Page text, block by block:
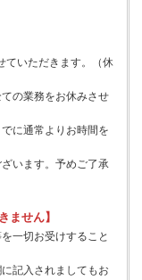
ていただきます。（休
の業務をお休みさせ
に通常よりお時間を
います。予めご了承
ません】
一切お受けすること
記入されましてもお